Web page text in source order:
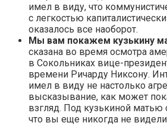
имел в виду, что
с легкостью
оказалось все наоборот.
Мы вам покажем кузькину
сказана во время осмотра
в Сокольниках вице-
времени Ричарду Никсону.
имел в виду не настолько
высказывание, как может
взгляд. Под кузькиной матью
что вы еще никогда не